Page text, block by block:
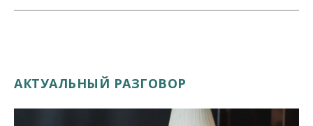
АКТУАЛЬНЫЙ РАЗГОВОР